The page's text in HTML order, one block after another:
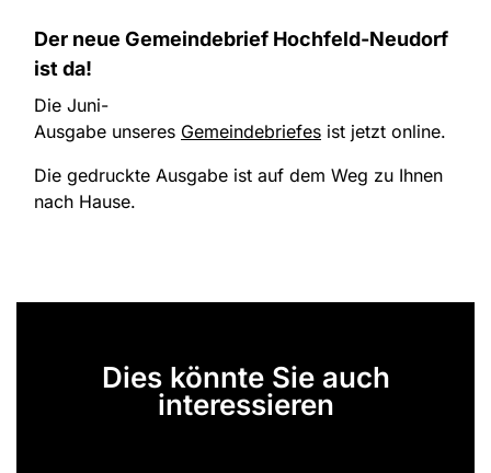
Der neue Gemeindebrief Hochfeld-Neudorf
ist da!
Die Juni-
Ausgabe unseres Gemeindebriefes ist jetzt online.
Die gedruckte Ausgabe ist auf dem Weg zu Ihnen
nach Hause.
Dies könnte Sie auch
interessieren